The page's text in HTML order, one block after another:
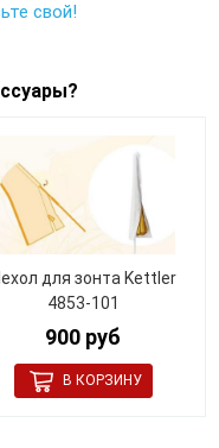
свой!
для зонта Kettler
4853-101
900 руб